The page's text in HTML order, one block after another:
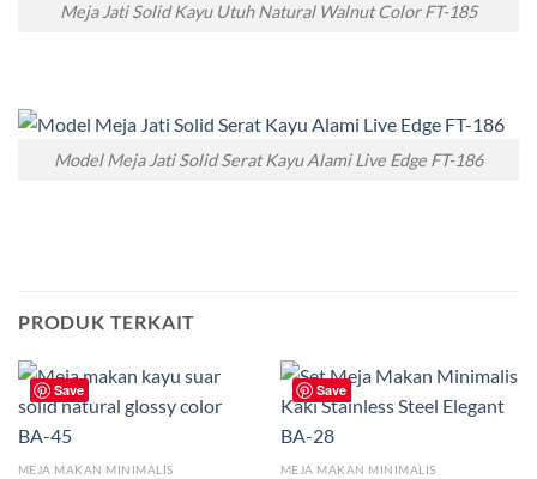
Meja Jati Solid Kayu Utuh Natural Walnut Color FT-185
Model Meja Jati Solid Serat Kayu Alami Live Edge FT-186
PRODUK TERKAIT
Save
MEJA MAKAN MINIMALIS
Save
MEJA MAKAN MINIMALIS